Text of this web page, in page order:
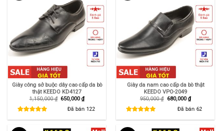
Giày công sở buộc dây cao cấp da bò
thật KEEDO KD4127
1,150,000₫ Giá
650,000₫Giá
hiện
tại
Đã bán 122
Giày da nam cao cấp da bò thật
KEEDO VPO-2049
950,000₫ Giá
680,000₫Giá
hiện
tại
Đã bán 62